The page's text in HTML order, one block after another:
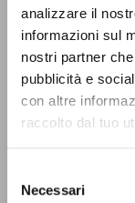
analizzare il
informazioni sul
nostri partner
pubblicità e
con altre
raccolto dal tuo
delNecessari
testi